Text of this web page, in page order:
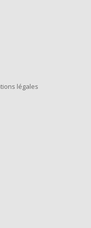
légales